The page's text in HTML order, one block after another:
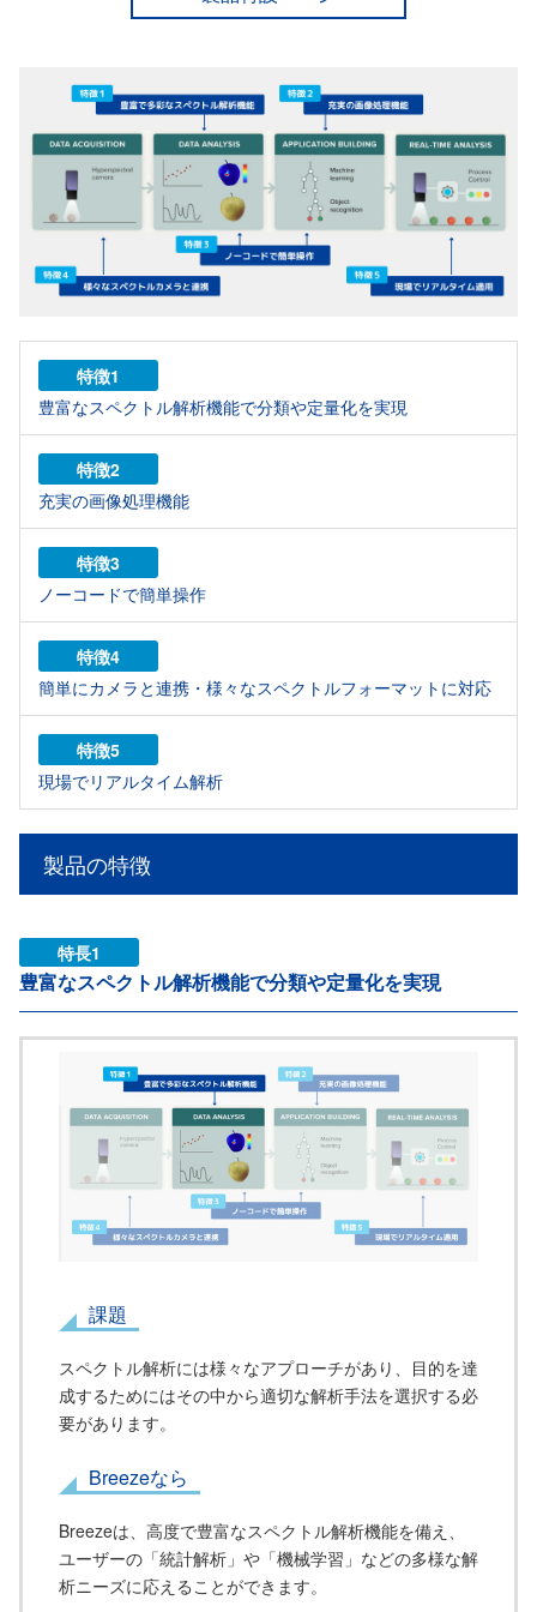
特徴1
豊富なスペクトル解析機能で分類や定量化を実現
特徴2
充実の画像処理機能
特徴3
ノーコードで簡単操作
特徴4
簡単にカメラと連携・様々なスペクトルフォーマットに対応
特徴5
現場でリアルタイム解析
製品の特徴
特長1
豊富なスペクトル解析機能で分類や定量化を実現
課題
スペクトル解析には様々なアプローチがあり、目的を達
成するためにはその中から適切な解析手法を選択する必
要があります。
Breezeなら
Breezeは、高度で豊富なスペクトル解析機能を備え、
ユーザーの「統計解析」や「機械学習」などの多様な解
析ニーズに応えることができます。